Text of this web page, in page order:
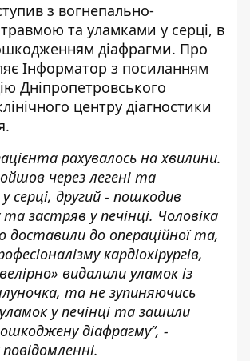
з вогнепально-
та уламками у серці, в
діафрагми. Про
Інформатор з посиланням
Дніпропетровського
центру діагностики
.
рахувалось на хвилини.
через легені та
серці, другий - пошкодив
та застряв у печінці. Чоловіка
доставили до операційної та,
кардіохірургів,
видалили уламок із
та не зупиняючись
у печінці та зашили
діафрагму”, -